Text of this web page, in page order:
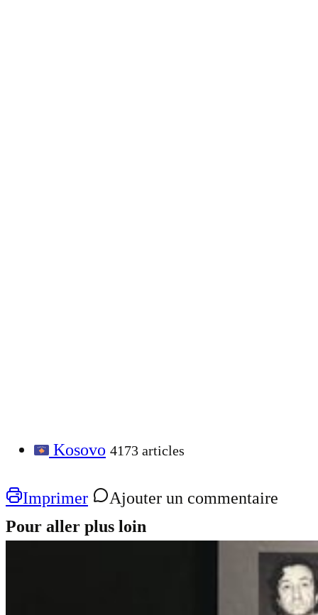
Kosovo 4173 articles
Imprimer
Ajouter un commentaire
Pour aller plus loin